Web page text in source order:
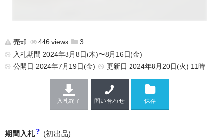
売却 446
3
入札期間 2024年8月8日(木)〜8月16日(金)
公開日 2024年7月19日(金) 更新日 2024年8月20日(火) 11時
入札終了 問い合わせ
期間入札 (初出品)